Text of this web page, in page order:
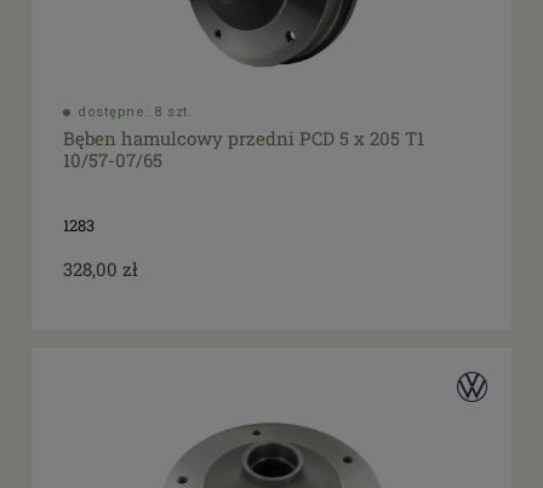
dostępne: 8 szt.
Bęben hamulcowy przedni PCD 5 x 205 T1
10/57-07/65
1283
328,00 zł